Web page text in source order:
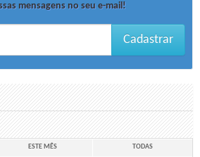
mensagens no seu e-mail!
Cadastrar
ESTE MÊS TODAS